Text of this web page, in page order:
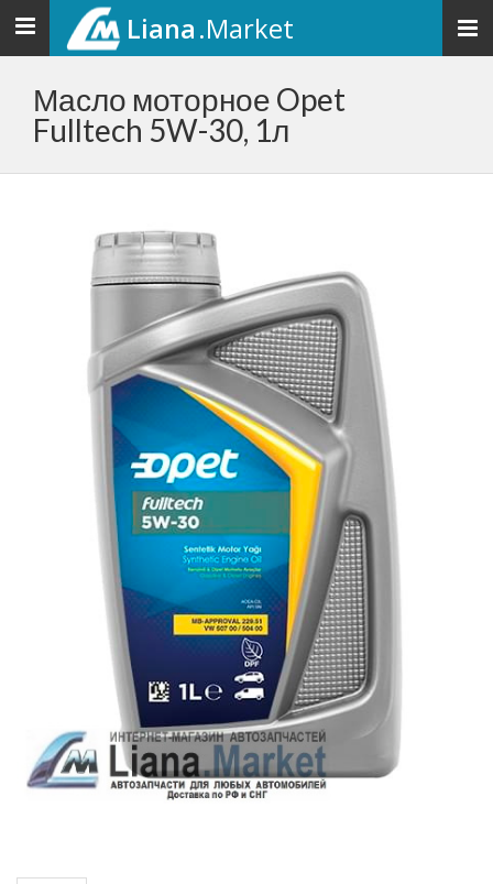
Toggle
navigation
Liana.Market
Масло моторное Opet
Fulltech 5W-30, 1л